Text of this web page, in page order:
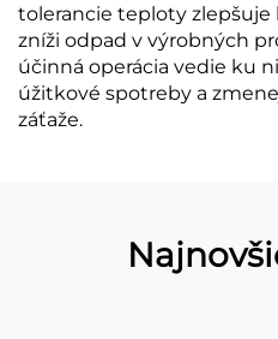
tolerancie teploty
zníži odpad v výrobných
účinná operácia vedie ku
úžitkové spotreby a
záťaže.